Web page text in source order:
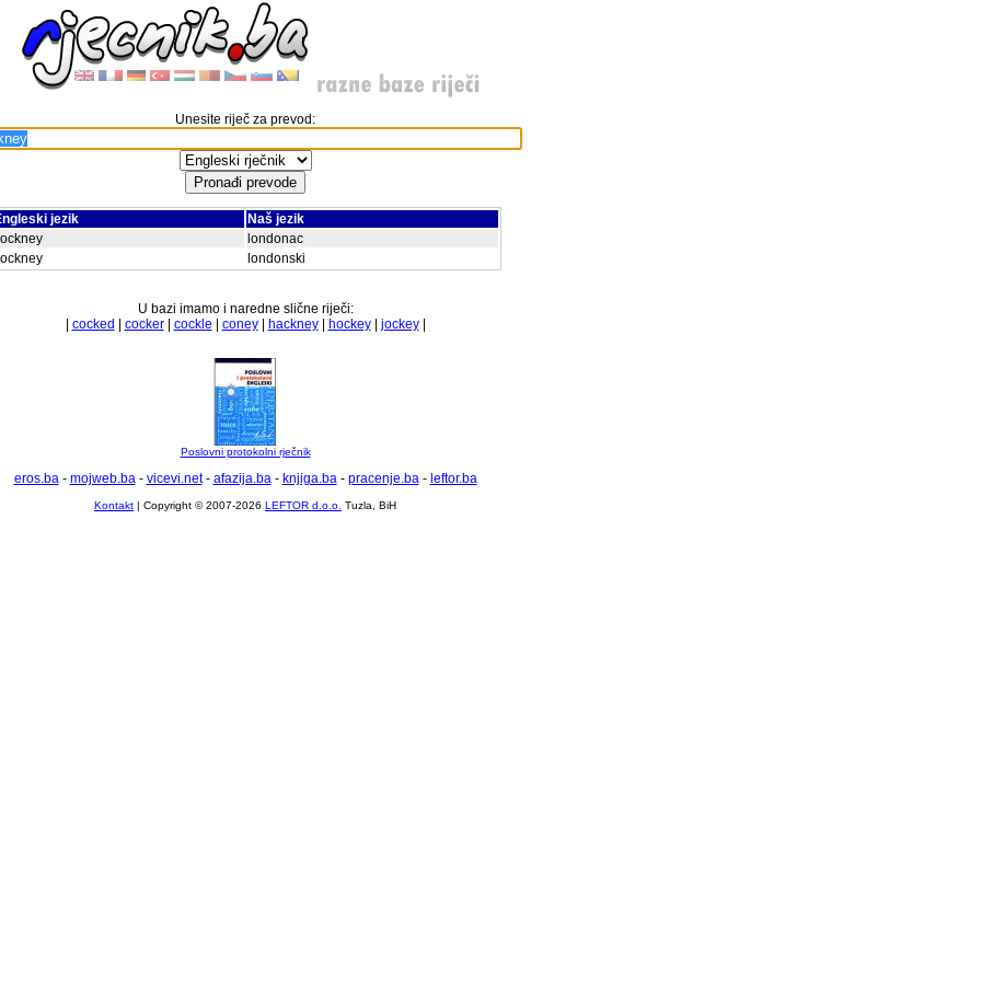
Unesite riječ za prevod:
jezik
Naš jezik
londonac
londonski
U bazi imamo i naredne slične riječi:
cocked cocker| cockle coney| hackney| hockey| jockey|
Poslovni protokolni rječnik
eros.ba- mojweb.ba- vicevi.net- afazija.ba- knjiga.ba- pracenje.ba- leftor.ba
Kontakt | Copyright © 2007-2026 LEFTOR d.o.o. Tuzla, BiH